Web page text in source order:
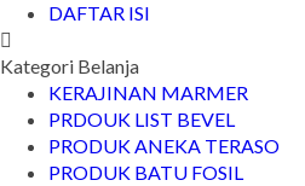
DAFTAR ISI
Kategori Belanja
KERAJINAN MARMER
PRDOUK LIST BEVEL
PRODUK ANEKA TERASO
PRODUK BATU FOSIL